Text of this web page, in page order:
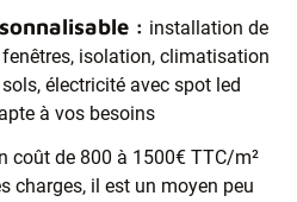
: installation de
fenêtres, isolation, climatisation
électricité avec spot led
à vos besoins
coût de 800 à 1500€ TTC/m²
charges, il est un moyen peu